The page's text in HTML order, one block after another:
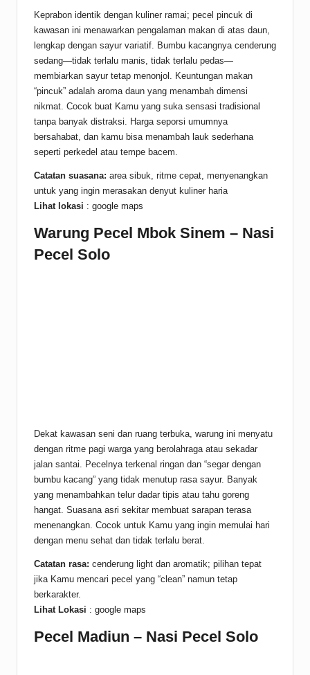
Keprabon identik dengan kuliner ramai; pecel pincuk di
kawasan ini menawarkan pengalaman makan di atas daun,
lengkap dengan sayur variatif. Bumbu kacangnya cenderung
sedang—tidak terlalu manis, tidak terlalu pedas—
membiarkan sayur tetap menonjol. Keuntungan makan
“pincuk” adalah aroma daun yang menambah dimensi
nikmat. Cocok buat Kamu yang suka sensasi tradisional
tanpa banyak distraksi. Harga seporsi umumnya
bersahabat, dan kamu bisa menambah lauk sederhana
seperti perkedel atau tempe bacem.
Catatan suasana: area sibuk, ritme cepat, menyenangkan
untuk yang ingin merasakan denyut kuliner haria
Lihat lokasi : google maps
Warung Pecel Mbok Sinem – Nasi
Pecel Solo
Dekat kawasan seni dan ruang terbuka, warung ini menyatu
dengan ritme pagi warga yang berolahraga atau sekadar
jalan santai. Pecelnya terkenal ringan dan “segar dengan
bumbu kacang” yang tidak menutup rasa sayur. Banyak
yang menambahkan telur dadar tipis atau tahu goreng
hangat. Suasana asri sekitar membuat sarapan terasa
menenangkan. Cocok untuk Kamu yang ingin memulai hari
dengan menu sehat dan tidak terlalu berat.
Catatan rasa: cenderung light dan aromatik; pilihan tepat
jika Kamu mencari pecel yang “clean” namun tetap
berkarakter.
Lihat Lokasi : google maps
Pecel Madiun – Nasi Pecel Solo